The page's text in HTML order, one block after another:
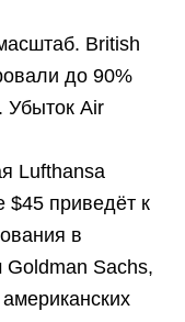
British
до 90%
Убыток Air
Lufthansa
$45 приведёт к
в
Sachs,